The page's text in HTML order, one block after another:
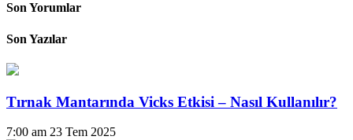
Son Yorumlar
Son Yazılar
Tırnak Mantarında Vicks Etkisi – Nasıl Kullanılır?
7:00 am 23 Tem 2025